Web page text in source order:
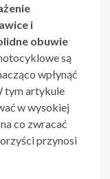
i
obuwie
są
wpłynąć
tym artykule
w wysokiej
co zwracać
przynosi